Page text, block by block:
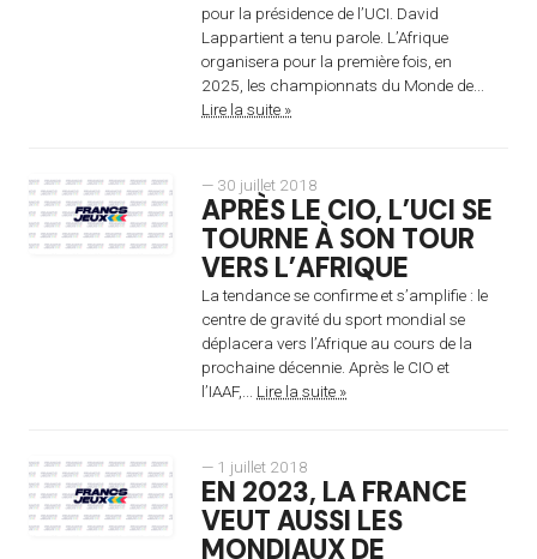
pour la présidence de l’UCI. David
Lappartient a tenu parole. L’Afrique
organisera pour la première fois, en
2025, les championnats du Monde de...
Lire la suite »
— 30 juillet 2018
APRÈS LE CIO, L’UCI SE
TOURNE À SON TOUR
VERS L’AFRIQUE
La tendance se confirme et s’amplifie : le
centre de gravité du sport mondial se
déplacera vers l’Afrique au cours de la
prochaine décennie. Après le CIO et
l’IAAF,... Lire la suite »
— 1 juillet 2018
EN 2023, LA FRANCE
VEUT AUSSI LES
MONDIAUX DE